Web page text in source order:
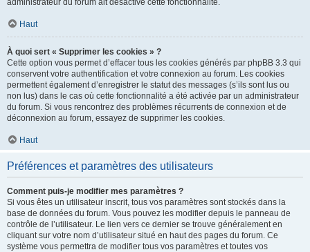
administrateur du forum ait désactivé cette fonctionnalité.
Haut
À quoi sert « Supprimer les cookies » ?
Cette option vous permet d’effacer tous les cookies générés par phpBB 3.3 qui
conservent votre authentification et votre connexion au forum. Les cookies
permettent également d’enregistrer le statut des messages (s’ils sont lus ou
non lus) dans le cas où cette fonctionnalité a été activée par un administrateur
du forum. Si vous rencontrez des problèmes récurrents de connexion et de
déconnexion au forum, essayez de supprimer les cookies.
Haut
Préférences et paramètres des utilisateurs
Comment puis-je modifier mes paramètres ?
Si vous êtes un utilisateur inscrit, tous vos paramètres sont stockés dans la
base de données du forum. Vous pouvez les modifier depuis le panneau de
contrôle de l’utilisateur. Le lien vers ce dernier se trouve généralement en
cliquant sur votre nom d’utilisateur situé en haut des pages du forum. Ce
système vous permettra de modifier tous vos paramètres et toutes vos